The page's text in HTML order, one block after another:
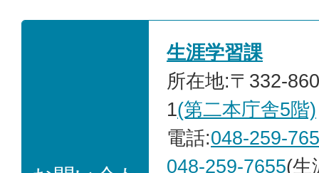
生涯学習課
所在地:〒332-
1(第二本庁舎5階)
電話:048-259-
048-259-7655(生